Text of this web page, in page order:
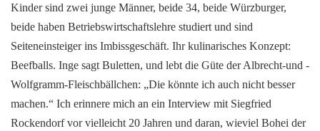
Kinder sind zwei junge Männer, beide 34, beide Würzburger,
beide haben Betriebswirtschaftslehre studiert und sind
Seiteneinsteiger ins Imbissgeschäft. Ihr kulinarisches Konzept:
Beefballs. Inge sagt Buletten, und lebt die Güte der Albrecht-und -
Wolfgramm-Fleischbällchen: „Die könnte ich auch nicht besser
machen.“ Ich erinnere mich an ein Interview mit Siegfried
Rockendorf vor vielleicht 20 Jahren und daran, wieviel Bohei der